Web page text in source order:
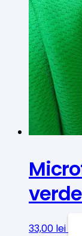
33,00 lei